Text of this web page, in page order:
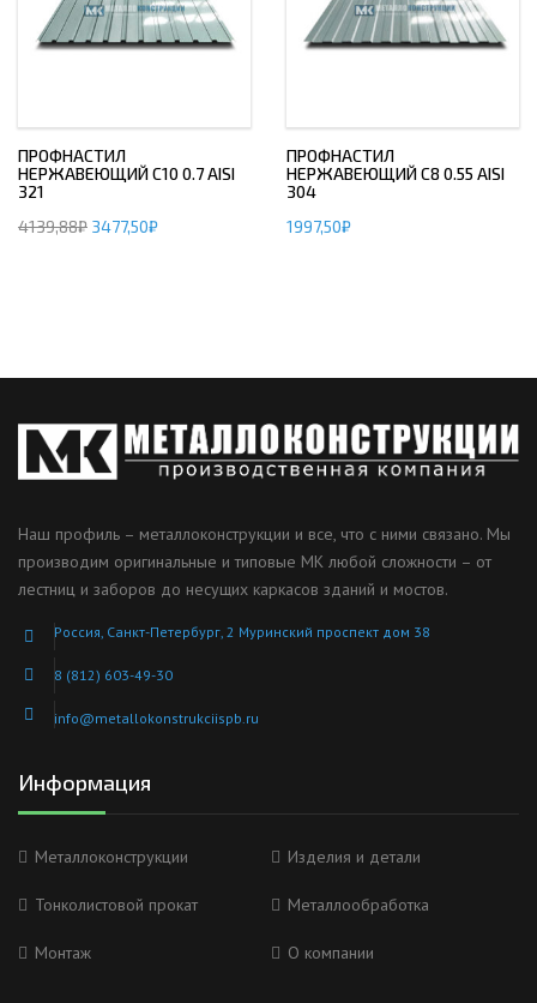
ПРОФНАСТИЛ
НЕРЖАВЕЮЩИЙ С10 0.7 AISI
321
4139,88₽ 3477,50₽
ПРОФНАСТИЛ
НЕРЖАВЕЮЩИЙ С8 0.55 AISI
304
1997,50₽
Наш профиль – металлоконструкции и все, что с ними связано. Мы
производим оригинальные и типовые МК любой сложности – от
лестниц и заборов до несущих каркасов зданий и мостов.
Россия, Санкт-Петербург, 2 Муринский проспект дом 38
8 (812) 603-49-30
info@metallokonstrukciispb.ru
Информация
Металлоконструкции Изделия и детали
Тонколистовой прокат Металлообработка
Монтаж О компании